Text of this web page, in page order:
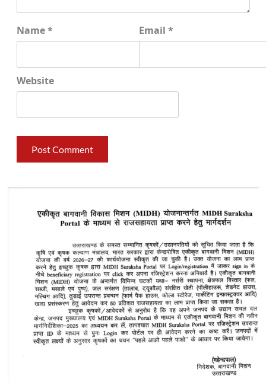
Name* Email *
Website